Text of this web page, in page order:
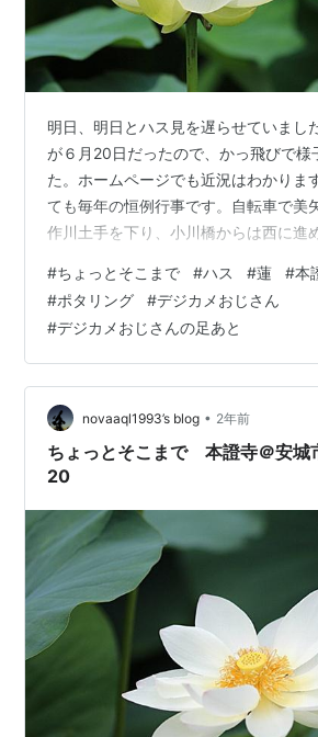
明日、明日とハス見を遅らせていまし
が６月20日だったので、かっ飛びで様
た。ホームページでも近況はわかりま
ても毎年の恒例行事です。自転車で美
作川土手を下り、小川橋からは西に進
です。片道、30分もかかりません。安
定、ハスはお堀の端から数えるほどし
ん。でも、久しぶりに観るかすかなピ
のある美しさです。見頃はセミの鳴き
同じことを書いていますが、ここのハ
は、お堀のハスでなく、お寺の西側の
#ちょっとそこまで #ハス #蓮 #本
#ポタリング #デジカメおじさん
#デジカメおじさんの足あと
novaaql1993’s blog • 2年前
ちょっとそこまで 本證寺＠安
20